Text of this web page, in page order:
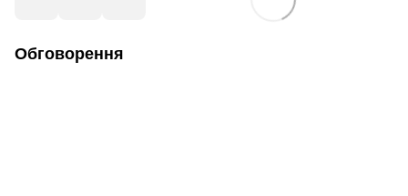
Обговорення